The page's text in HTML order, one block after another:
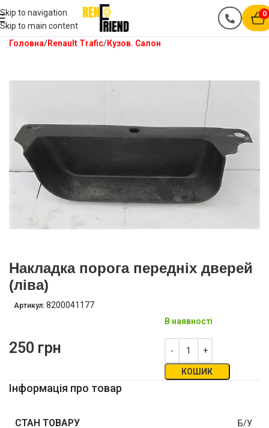
Skip to navigation
Skip to main content
0
Головна Renault Trafic Кузов. Салон
Накладка порога передніх дверей
(ліва)
Артикул: 8200041177
250 грн
В наявності
КОШИК
Інформація про товар
СТАН ТОВАРУ Б/У